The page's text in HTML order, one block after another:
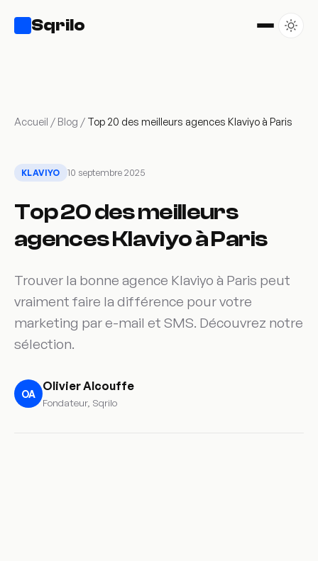
Sqrilo
Accueil / Blog / Top 20 des meilleurs agences Klaviyo à Paris
KLAVIYO 10 septembre 2025
Top 20 des meilleurs
agences Klaviyo à Paris
Trouver la bonne agence Klaviyo à Paris peut
vraiment faire la différence pour votre
marketing par e-mail et SMS. Découvrez notre
sélection.
OA
Olivier Alcouffe
Fondateur, Sqrilo